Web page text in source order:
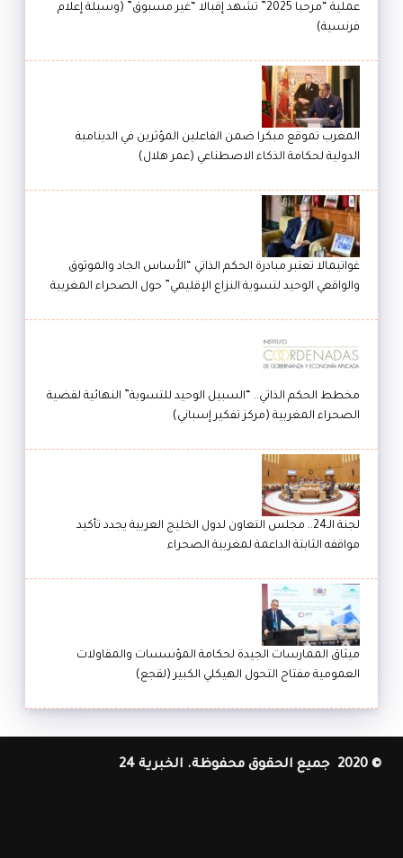
عملية “مرحبا 2025” تشهد إقبالا “غير مسبوق” (وسيلة إعلام
فرنسية)
المغرب تموقع مبكرا ضمن الفاعلين المؤثرين في الدينامية
الدولية لحكامة الذكاء الاصطناعي (عمر هلال)
غواتيمالا تعتبر مبادرة الحكم الذاتي “الأساس الجاد والموثوق
والواقعي الوحيد لتسوية النزاع الإقليمي” حول الصحراء المغربية
مخطط الحكم الذاتي.. “السبيل الوحيد للتسوية” النهائية لقضية
الصحراء المغربية (مركز تفكير إسباني)
لجنة الـ24.. مجلس التعاون لدول الخليج العربية يجدد تأكيد
مواقفه الثابتة الداعمة لمغربية الصحراء
ميثاق الممارسات الجيدة لحكامة المؤسسات والمقاولات
العمومية مفتاح التحول الهيكلي الكبير (لقجع)
© 2020 جميع الحقوق محفوظة. الخبرية 24